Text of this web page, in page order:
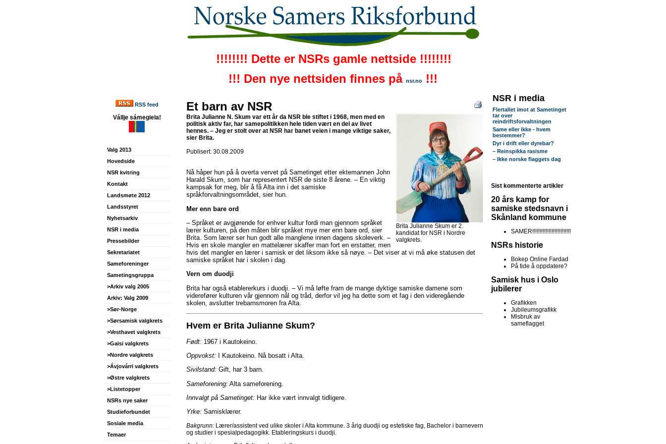
!!!!!!!! Dette er NSRs gamle nettside !!!!!!!!
!!! Den nye nettsiden finnes på nsr.no !!!
RSS feed
Vállje sámegiela!
Valg 2013
Hovedside
NSR kvitring
Kontakt
Landsmøte 2012
Landsstyret
Nyhetsarkiv
NSR i media
Pressebilder
Sekretariatet
Sameforeninger
Sametingsgruppa
>Arkiv valg 2005
Arkiv: Valg 2009
>Sør-Norge
>Sørsamisk valgkrets
>Vesthavet valgkrets
>Gaisi valgkrets
>Nordre valgkrets
>Ávjovárri valgkrets
>Østre valgkrets
>Listetopper
NSRs nye saker
Studieforbundet
Sosiale media
Temaer
Et barn av NSR
Brita Julianne Skum er 2.
kandidat for NSR i Nordre
valgkrets.
Brita Julianne N. Skum var ett år da NSR ble stiftet i 1968, men med en
politisk aktiv far, har samepolitikken hele tiden vært en del av livet
hennes. – Jeg er stolt over at NSR har banet veien i mange viktige saker,
sier Brita.
Publisert: 30.08.2009
Nå håper hun på å overta vervet på Sametinget etter ektemannen John
Harald Skum, som har representert NSR de siste 8 årene. – En viktig
kampsak for meg, blir å få Alta inn i det samiske
språkforvaltningsområdet, sier hun.
Mer enn bare ord
– Språket er avgjørende for enhver kultur fordi man gjennom språket
lærer kulturen, på den måten blir språket mye mer enn bare ord, sier
Brita. Som lærer ser hun godt alle manglene innen dagens skoleverk. –
Hvis en skole mangler en mattelærer skaffer man fort en erstatter, men
hvis det mangler en lærer i samisk er det liksom ikke så nøye. – Det viser at vi må øke statusen det
samiske språket har i skolen i dag.
Vern om duodji
Brita har også etablererkurs i duodji. – Vi må løfte fram de mange dyktige samiske damene som
viderefører kulturen vår gjennom nål og tråd, derfor vil jeg ha dette som et fag i den videregående
skolen, avslutter trebarnsmoren fra Alta.
Hvem er Brita Julianne Skum?
Født: 1967 i Kautokeino.
Oppvokst: I Kautokeino. Nå bosatt i Alta.
Sivilstand: Gift, har 3 barn.
Sameforening: Alta sameforening.
Innvalgt på Sametinget: Har ikke vært innvalgt tidligere.
Yrke: Samisklærer.
Bakgrunn: Lærer/assistent ved ulike skoler i Alta kommune. 3 årig duodji og estetiske fag, Bachelor i barnevern
og studier i spesialpedagogikk. Etableringskurs i duodji.
NSR i media
Flertallet imot at Sametinget
tar over
reindriftsforvaltningen
Same eller ikke - hvem
bestemmer?
Dyr i drift eller dyrebar?
– Reinspikka rasisme
– Ikke norske flaggets dag
Sist kommenterte artikler
20 års kamp for
samiske stedsnavn i
Skånland kommune
SAMER!!!!!!!!!!!!!!!!!!!!!!!!!!
NSRs historie
Bokep Online Fardad
På tide å oppdatere?
Samisk hus i Oslo
jubilerer
Grafikken
Jubileumsgrafikk
Misbruk av
sameflagget